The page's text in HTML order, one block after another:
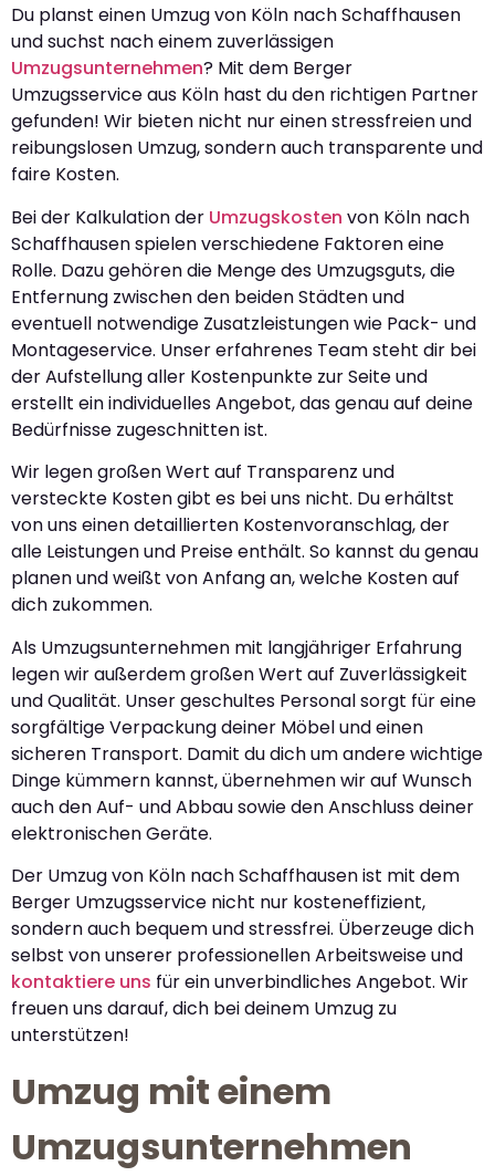
Du planst einen Umzug von Köln nach Schaffhausen
und suchst nach einem zuverlässigen
Umzugsunternehmen? Mit dem Berger
Umzugsservice aus Köln hast du den richtigen Partner
gefunden! Wir bieten nicht nur einen stressfreien und
reibungslosen Umzug, sondern auch transparente und
faire Kosten.
Bei der Kalkulation der Umzugskosten von Köln nach
Schaffhausen spielen verschiedene Faktoren eine
Rolle. Dazu gehören die Menge des Umzugsguts, die
Entfernung zwischen den beiden Städten und
eventuell notwendige Zusatzleistungen wie Pack- und
Montageservice. Unser erfahrenes Team steht dir bei
der Aufstellung aller Kostenpunkte zur Seite und
erstellt ein individuelles Angebot, das genau auf deine
Bedürfnisse zugeschnitten ist.
Wir legen großen Wert auf Transparenz und
versteckte Kosten gibt es bei uns nicht. Du erhältst
von uns einen detaillierten Kostenvoranschlag, der
alle Leistungen und Preise enthält. So kannst du genau
planen und weißt von Anfang an, welche Kosten auf
dich zukommen.
Als Umzugsunternehmen mit langjähriger Erfahrung
legen wir außerdem großen Wert auf Zuverlässigkeit
und Qualität. Unser geschultes Personal sorgt für eine
sorgfältige Verpackung deiner Möbel und einen
sicheren Transport. Damit du dich um andere wichtige
Dinge kümmern kannst, übernehmen wir auf Wunsch
auch den Auf- und Abbau sowie den Anschluss deiner
elektronischen Geräte.
Der Umzug von Köln nach Schaffhausen ist mit dem
Berger Umzugsservice nicht nur kosteneffizient,
sondern auch bequem und stressfrei. Überzeuge dich
selbst von unserer professionellen Arbeitsweise und
kontaktiere uns für ein unverbindliches Angebot. Wir
freuen uns darauf, dich bei deinem Umzug zu
unterstützen!
Umzug mit einem
Umzugsunternehmen